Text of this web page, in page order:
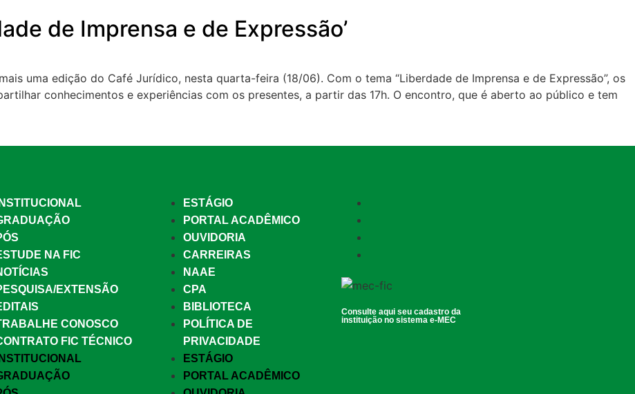
de Imprensa e de Expressão’
uma edição do Café Jurídico, nesta quarta-feira (18/06). Com o tema “Liberdade de Imprensa e de Expressão”, os
conhecimentos e experiências com os presentes, a partir das 17h. O encontro, que é aberto ao público e tem
INSTITUCIONAL
NA FIC
EXTENSÃO
CONOSCO
FIC TÉCNICO
INSTITUCIONAL
ESTÁGIO
PORTAL ACADÊMICO
OUVIDORIA
CARREIRAS
NAAE
CPA
BIBLIOTECA
POLÍTICA DE
PRIVACIDADE
ESTÁGIO
PORTAL ACADÊMICO
Consulte aqui seu cadastro da
instituição no sistema e-MEC